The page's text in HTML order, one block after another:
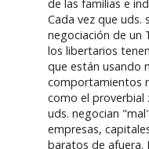
de las familias e
Cada vez que uds.
negociación de un
los libertarios
que están usando
comportamientos
como el proverbial
uds. negocian
empresas,
baratos de afuera.